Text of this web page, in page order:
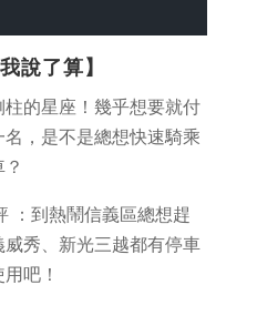
說了算】
的星座！幾乎想要就付
，是不是總想快速騎乘
：到熱鬧信義區總想趕
秀、新光三越都有停車
吧！